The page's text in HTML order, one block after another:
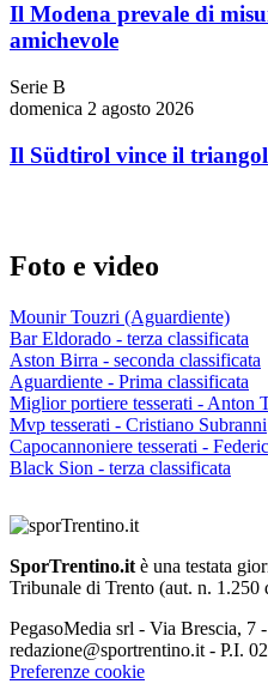
Il Modena prevale di
amichevole
Serie B
domenica 2 agosto 2026
Il Südtirol vince il
Foto e video
Mounir Touzri (Aguardiente)
Bar Eldorado - terza classificata
Aston Birra - seconda classificata
Aguardiente - Prima classificata
Miglior portiere tesserati - Anton
Mvp tesserati - Cristiano Subranni
Capocannoniere tesserati -
Black Sion - terza classificata
SporTrentino.it è una testata
Tribunale di Trento (aut. n. 1.250
PegasoMedia srl - Via Brescia, 7
redazione@sportrentino.it - P.I.
Preferenze cookie